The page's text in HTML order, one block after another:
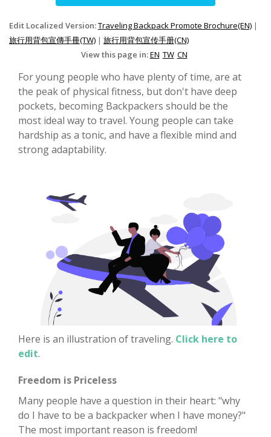
Edit Localized Version:Traveling Backpack Promote Brochure(EN) |
旅行用背包宣傳手冊(TW) | 旅行用背包宣传手册(CN)
View this page in:EN TW CN
For young people who have plenty of time, are at
the peak of physical fitness, but don't have deep
pockets, becoming Backpackers should be the
most ideal way to travel. Young people can take
hardship as a tonic, and have a flexible mind and
strong adaptability.
Here is an illustration of traveling. Click here to
edit.
Freedom is Priceless
Many people have a question in their heart: "why
do I have to be a backpacker when I have money?"
The most important reason is freedom!